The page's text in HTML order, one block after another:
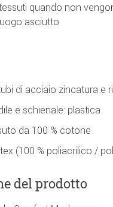
quando non
asciutto
di acciaio zincatura e
e schienale: plastica
da 100 % cotone
(100 % poliacrilico /
del prodotto